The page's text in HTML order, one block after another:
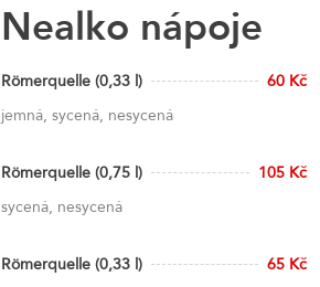
Nealko nápoje
Römerquelle (0,33 l)
60 Kč
jemná, sycená, nesycená
Römerquelle (0,75 l)
105 Kč
sycená, nesycená
Römerquelle (0,33 l)
65 Kč